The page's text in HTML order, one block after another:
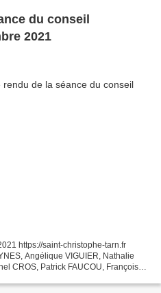
du conseil
2021
https://saint-christophe-tarn.fr
Angélique VIGUIER, Nathalie
CROS, Patrick FAUCOU, Françoise